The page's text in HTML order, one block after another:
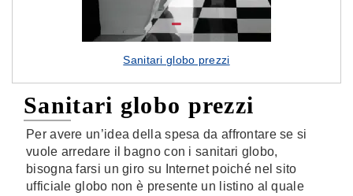
Sanitari globo prezzi
Sanitari globo prezzi
Per avere un’idea della spesa da affrontare se si
vuole arredare il bagno con i sanitari globo,
bisogna farsi un giro su Internet poiché nel sito
ufficiale globo non è presente un listino al quale